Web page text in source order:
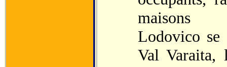
maisons
Lodovico se
Val Varaita,